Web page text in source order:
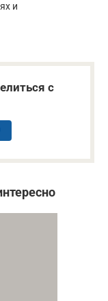
и
с